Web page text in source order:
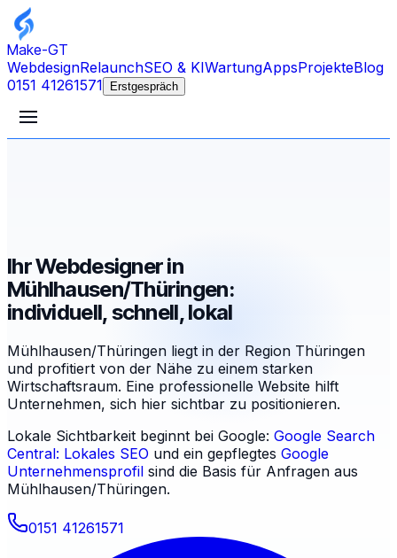
Make-GT
WebdesignRelaunchSEO & KIWartungAppsProjekteBlog
0151 41261571
Erstgespräch
Ihr Webdesigner in
Mühlhausen/Thüringen:
individuell, schnell, lokal
Mühlhausen/Thüringen liegt in der Region Thüringen
und profitiert von der Nähe zu einem starken
Wirtschaftsraum. Eine professionelle Website hilft
Unternehmen, sich hier sichtbar zu positionieren.
Lokale Sichtbarkeit beginnt bei Google: Google Search
Central: Lokales SEO und ein gepflegtes Google
Unternehmensprofil sind die Basis für Anfragen aus
Mühlhausen/Thüringen.
0151 41261571